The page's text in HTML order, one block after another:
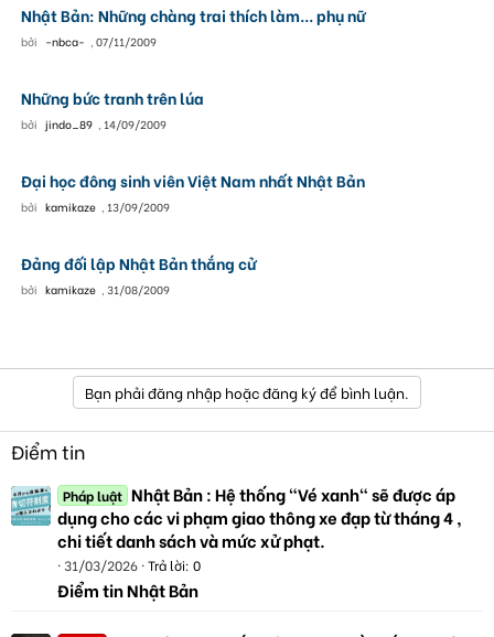
Nhật Bản: Những chàng trai thích làm... phụ nữ
bởi -nbca- , 07/11/2009
Những bức tranh trên lúa
bởi jindo_89 , 14/09/2009
Đại học đông sinh viên Việt Nam nhất Nhật Bản
bởi kamikaze , 13/09/2009
Đảng đối lập Nhật Bản thắng cử
bởi kamikaze , 31/08/2009
Bạn phải đăng nhập hoặc đăng ký để bình luận.
Điểm tin
Pháp luật Nhật Bản : Hệ thống "Vé xanh" sẽ được áp
dụng cho các vi phạm giao thông xe đạp từ tháng 4 ,
chi tiết danh sách và mức xử phạt.
31/03/2026 Trả lời: 0
Điểm tin Nhật Bản